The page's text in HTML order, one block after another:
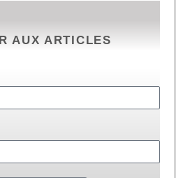
AUX ARTICLES